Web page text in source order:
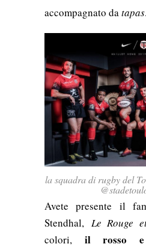
accompagnato datapas.
la squadra di rugby del
Avete presente il
Stendhal, Le Rouge
colori, il rosso